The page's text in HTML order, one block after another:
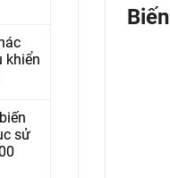
khiển
sử
Các